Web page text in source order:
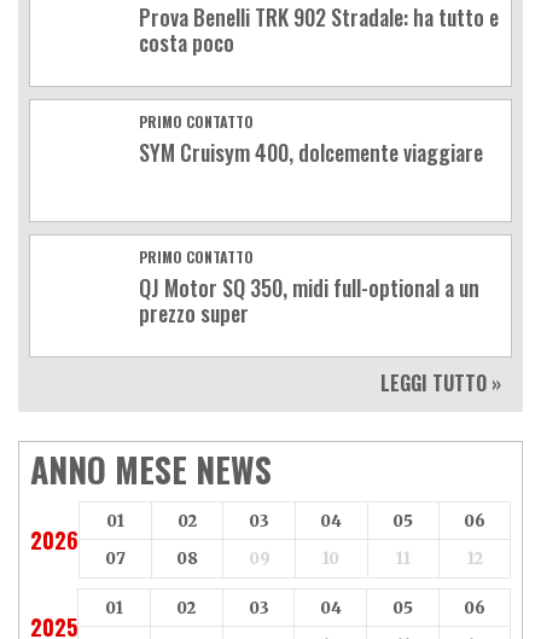
Prova Benelli TRK 902 Stradale: ha tutto e
costa poco
PRIMO CONTATTO
SYM Cruisym 400, dolcemente viaggiare
PRIMO CONTATTO
QJ Motor SQ 350, midi full-optional a un
prezzo super
LEGGI TUTTO »
ANNO MESE NEWS
2026
01 02 03 04 05
06
07
08 09 10 11 12
2025
01 02 03 04 05
06